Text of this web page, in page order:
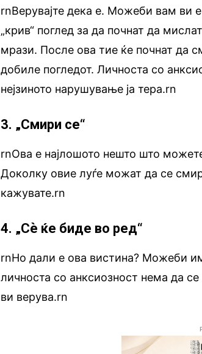
rnВерувајте дека е. Можеби вам ви
„крив“ поглед за да почнат да
мрази. После ова тие ќе почнат да
добиле погледот. Личноста со
нејзиното нарушување ја тера.rn
3. „Смири се“
rnОва е најлошото нешто што
Доколку овие луѓе можат да се
кажувате.rn
4. „Сè ќе биде во ред“
rnНо дали е ова вистина? Можеби
личноста со анксиозност нема да
ви верува.rn